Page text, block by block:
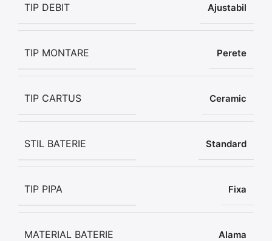
TIP DEBIT Ajustabil
TIP MONTARE Perete
TIP CARTUS Ceramic
STIL BATERIE Standard
TIP PIPA Fixa
MATERIAL BATERIE Alama